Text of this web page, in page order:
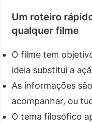
Um roteiro
qualquer filme
O filme tem
ideia substitui a
As informações
acompanhar, ou
O tema filosófico